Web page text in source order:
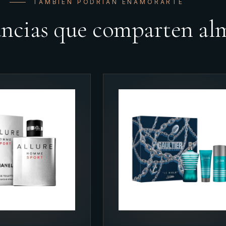
TAMBIÉN PODRÍAN ENAMORARTE
que comparten